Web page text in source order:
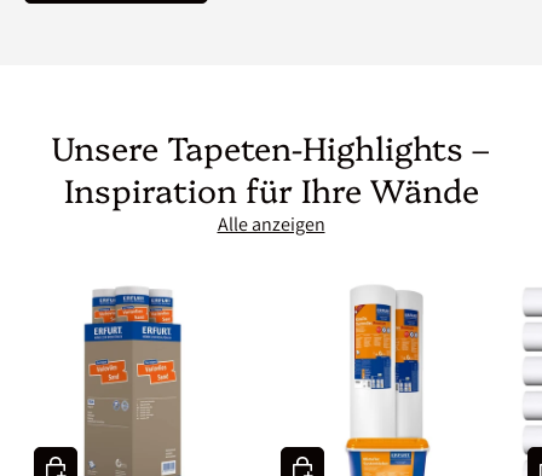
Unsere Tapeten-Highlights –
Inspiration für Ihre Wände
Alle anzeigen
In den Warenkorb In den Warenkorb